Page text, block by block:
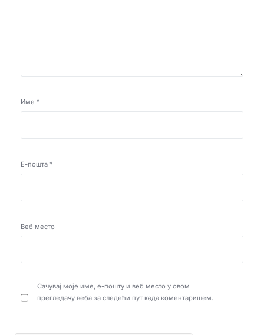
Име *
Е-пошта *
Веб место
Сачувај моје име, е-пошту и веб место у овом
прегледачу веба за следећи пут када коментаришем.